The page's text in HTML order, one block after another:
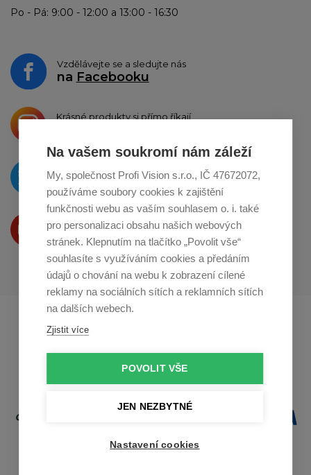
Na vašem soukromí nám záleží
My, společnost Profi Vision s.r.o., IČ 47672072,
používáme soubory cookies k zajištění
funkčnosti webu as vaším souhlasem o. i. také
pro personalizaci obsahu našich webových
stránek. Klepnutím na tlačítko „Povolit vše“
souhlasíte s využíváním cookies a předáním
údajů o chování na webu k zobrazení cílené
reklamy na sociálních sítích a reklamních sítích
na dalších webech.
Zjistit více
POVOLIT VŠE
JEN NEZBYTNÉ
Nastavení cookies
Po - Pá: 9:00 - 12:00 a 13:00 - 16:30
Vzdělávejte se a sledujte nás
na Facebooku
Krásné produkty si přímo říkají
O novinkách píšeme
naTwitteru
Produkty Vám představujeme
na Youtube
Profikuchar.sk